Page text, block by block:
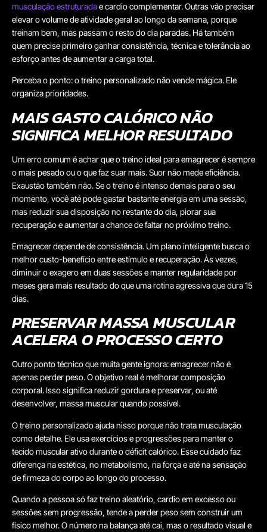
musculação estruturadae cardio complementar. Outras vão precisar
elevar o volume de atividade geral ao longo da semana, porque
treinam bem, mas passam o resto do dia paradas. Há também
quem precise primeiro ganhar consistência, técnica e tolerância ao
esforço antes de aumentar a carga total.
Perceba o ponto: o treino personalizado não vende mágica. Ele
organiza prioridades.
MAIS GASTO CALÓRICO NÃO
SIGNIFICA MELHOR RESULTADO
Um erro comum é achar que o treino ideal para emagrecer é sempre
o mais pesado ou o que faz suar mais. Suor não mede eficiência.
Exaustão também não. Se o treino é intenso demais para o seu
momento, você até pode gastar bastante energia em uma sessão,
mas reduzir sua disposição no restante do dia, piorar sua
recuperação e aumentar a chance de faltar no próximo treino.
Emagrecer depende de consistência. Um plano inteligente busca o
melhor custo-benefício entre estímulo e recuperação. Às vezes,
diminuir o exagero em duas sessões e manter regularidade por
meses gera mais resultado do que uma rotina agressiva que dura 15
dias.
PRESERVAR MASSA MUSCULAR
ACELERA O PROCESSO CERTO
Outro ponto técnico que muita gente ignora: emagrecer não é
apenas perder peso. O objetivo real é melhorar composição
corporal. Isso significa reduzir gordura e preservar, ou até
desenvolver, massa muscular quando possível.
O treino personalizado ajuda nisso porque não trata musculação
como detalhe. Ele usa exercícios e progressões para manter o
tecido muscular ativo durante o déficit calórico. Esse cuidado faz
diferença na estética, no metabolismo, na força e até na sensação
de firmeza do corpo ao longo do processo.
Quando a pessoa só faz treino aleatório, cardio em excesso ou
sessões sem progressão, tende a perder peso sem construir um
físico melhor. O número na balança até cai, mas o resultado visual e